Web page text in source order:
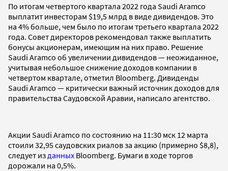
По итогам четвертого квартала 2022 года Saudi Aramco
выплатит инвесторам $19,5 млрд в виде дивидендов. Это
на 4% больше, чем было по итогам третьего квартала 2022
года. Совет директоров рекомендовал также выплатить
бонусы акционерам, имеющим на них право. Решение
Saudi Aramco об увеличении дивидендов — неожиданное,
учитывая небольшое снижение доходов компании в
четвертом квартале, отметил Bloomberg. Дивиденды
Saudi Aramco — критически важный источник доходов для
правительства Саудовской Аравии, написало агентство.
Акции Saudi Aramco по состоянию на 11:30 мск 12 марта
стоили 32,95 саудовских риалов за акцию (примерно $8,8),
следует из данных Bloomberg. Бумаги в ходе торгов
дорожали на 0,5%.